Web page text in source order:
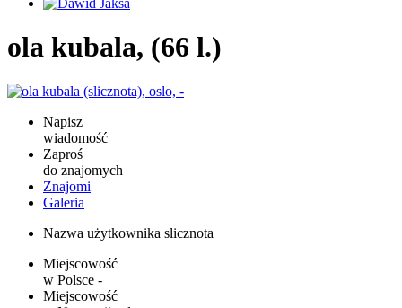
ola kubala, (66 l.)
Napisz
wiadomość
Zaproś
do znajomych
Znajomi
Galeria
Nazwa użytkownika slicznota
Miejscowość
w Polsce -
Miejscowość